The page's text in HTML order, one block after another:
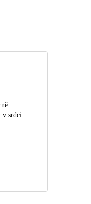
v srdci